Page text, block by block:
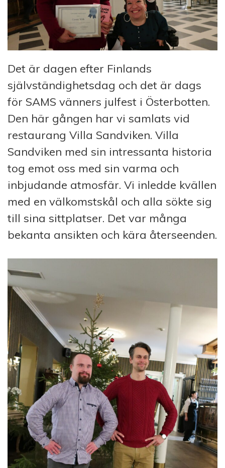
Det är dagen efter Finlands
självständighetsdag och det är dags
för SAMS vänners julfest i Österbotten.
Den här gången har vi samlats vid
restaurang Villa Sandviken. Villa
Sandviken med sin intressanta historia
tog emot oss med sin varma och
inbjudande atmosfär. Vi inledde kvällen
med en välkomstskål och alla sökte sig
till sina sittplatser. Det var många
bekanta ansikten och kära återseenden.